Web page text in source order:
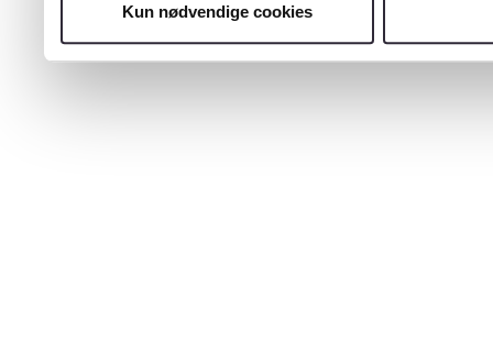
Kun nødvendige cookies